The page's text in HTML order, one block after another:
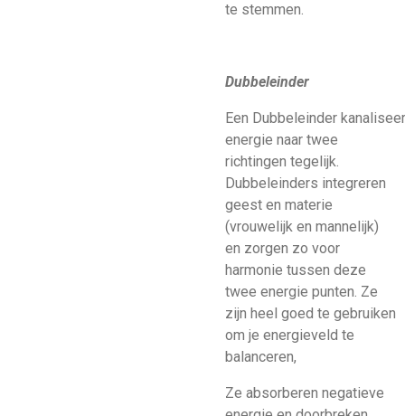
te stemmen.
Dubbeleinder
Een Dubbeleinder
energie naar twee
richtingen tegelijk.
Dubbeleinders integreren
geest en materie
(vrouwelijk en mannelijk)
en zorgen zo voor
harmonie tussen deze
twee energie punten. Ze
zijn heel goed te gebruiken
om je energieveld te
balanceren,
Ze absorberen negatieve